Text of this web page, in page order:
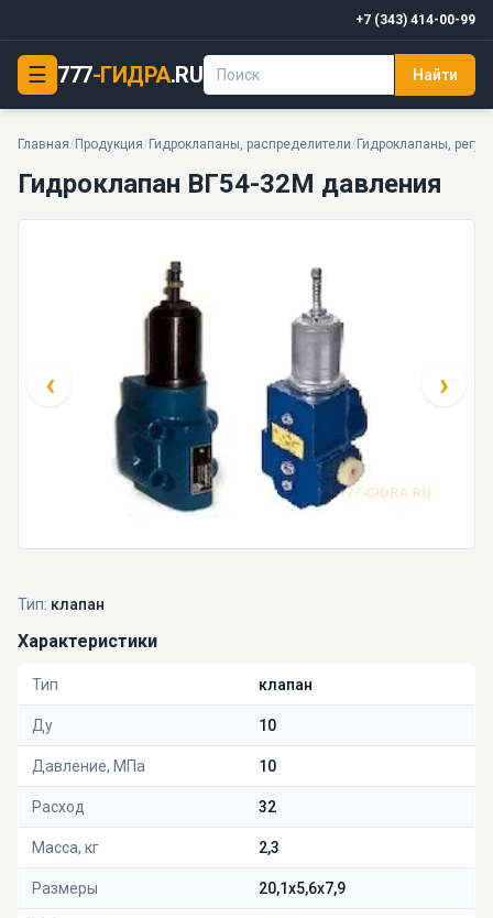
+7 (343) 414-00-99
☰ 777-ГИДРА.RU Найти
Главная/ Продукция/ Гидроклапаны, распределители/ Гидроклапаны,
Гидроклапан ВГ54-32М давления
Гидроклапан ВГ54-32М давления
‹ ›
Тип: клапан
Характеристики
Тип клапан
Ду 10
Давление, МПа 10
Расход 32
Масса, кг 2,3
Размеры 20,1x5,6x7,9